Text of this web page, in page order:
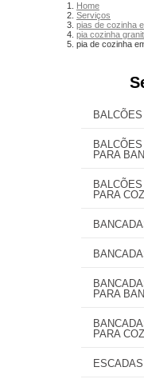
Home
Serviços
pias de cozinha
pia cozinha
pia de cozinha
PARA
PARA
PARA
PARA